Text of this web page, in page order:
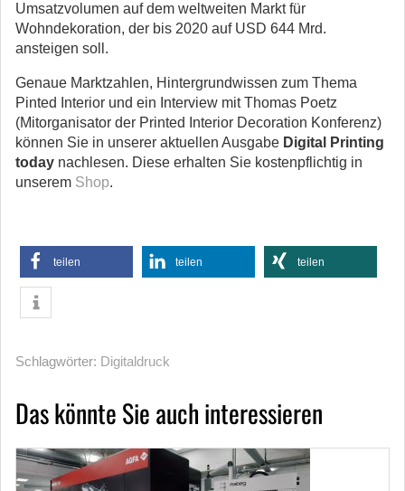
Umsatzvolumen auf dem weltweiten Markt für
Wohndekoration, der bis 2020 auf USD 644 Mrd.
ansteigen soll.
Genaue Marktzahlen, Hintergrundwissen zum Thema
Pinted Interior und ein Interview mit Thomas Poetz
(Mitorganisator der Printed Interior Decoration Konferenz)
können Sie in unserer aktuellen Ausgabe Digital Printing
today nachlesen. Diese erhalten Sie kostenpflichtig in
unserem Shop.
teilen teilen teilen
Schlagwörter: Digitaldruck
Das könnte Sie auch interessieren